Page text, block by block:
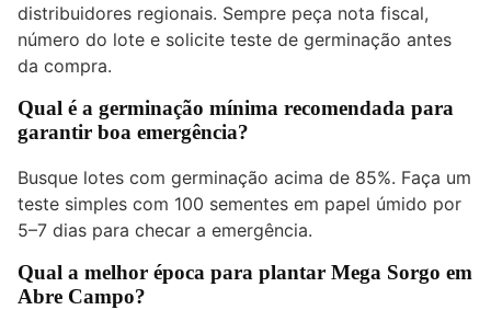
distribuidores regionais. Sempre peça nota fiscal,
número do lote e solicite teste de germinação antes
da compra.
Qual é a germinação mínima recomendada para
garantir boa emergência?
Busque lotes com germinação acima de 85%. Faça um
teste simples com 100 sementes em papel úmido por
5–7 dias para checar a emergência.
Qual a melhor época para plantar Mega Sorgo em
Abre Campo?